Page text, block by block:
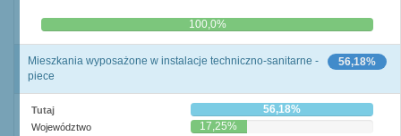
0,0% 100,0%
56,18%
Mieszkania wyposażone w instalacje techniczno-sanitarne -
piece
Tutaj 56,18%
Województwo 17,25%